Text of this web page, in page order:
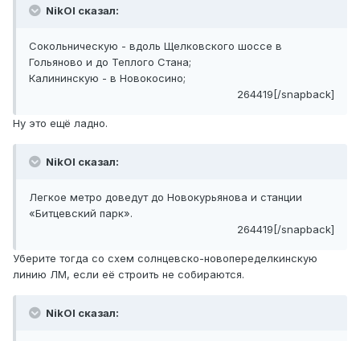
NikOl сказал:
Сокольническую - вдоль Щелковского шоссе в
Гольяново и до Теплого Стана;
Калининскую - в Новокосино;
264419[/snapback]
Ну это ещё ладно.
NikOl сказал:
Легкое метро доведут до Новокурьянова и станции
«Битцевский парк».
264419[/snapback]
Уберите тогда со схем солнцевско-новопеределкинскую
линию ЛМ, если её строить не собираются.
NikOl сказал: